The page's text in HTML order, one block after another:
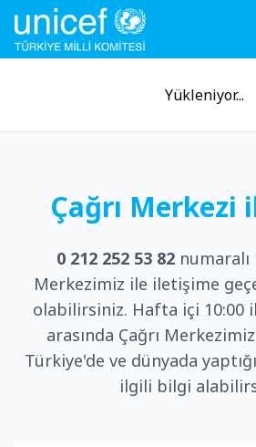
Yükleniyor...
Çağrı Merkezi
0 212 252 53 82numaralı
Merkezimiz ile iletişime
olabilirsiniz. Hafta içi 10:00
arasında Çağrı
Türkiye'de ve dünyada
ilgili bilgi